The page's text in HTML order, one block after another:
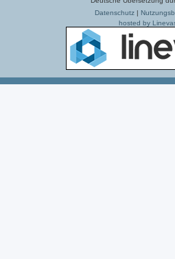
Datenschutz|
hosted by